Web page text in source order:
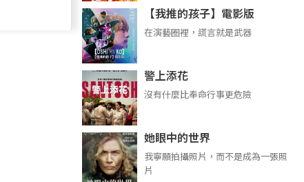
【我推的孩子】電影版
在演藝圈裡，謊言就是武器
警上添花
沒有什麼比奉命行事更危險
她眼中的世界
我寧願拍攝照片，而不是成為一張照
片